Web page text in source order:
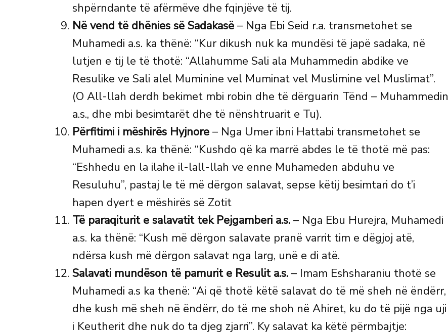
shpërndante të afërmëve dhe fqinjëve të tij.
Në vend të dhënies së Sadakasë – Nga Ebi Seid r.a. transmetohet se
Muhamedi a.s. ka thënë: “Kur dikush nuk ka mundësi të japë sadaka, në
lutjen e tij le të thotë: “Allahumme Sali ala Muhammedin abdike ve
Resulike ve Sali alel Muminine vel Muminat vel Muslimine vel Muslimat”.
(O All-llah derdh bekimet mbi robin dhe të dërguarin Tënd – Muhammedin
a.s., dhe mbi besimtarët dhe të nënshtruarit e Tu).
Përfitimi i mëshirës Hyjnore – Nga Umer ibni Hattabi transmetohet se
Muhamedi a.s. ka thënë: “Kushdo që ka marrë abdes le të thotë më pas:
“Eshhedu en la ilahe il-lall-llah ve enne Muhameden abduhu ve
Resuluhu”, pastaj le të më dërgon salavat, sepse këtij besimtari do t’i
hapen dyert e mëshirës së Zotit
Të paraqiturit e salavatit tek Pejgamberi a.s. – Nga Ebu Hurejra, Muhamedi
a.s. ka thënë: “Kush më dërgon salavate pranë varrit tim e dëgjoj atë,
ndërsa kush më dërgon salavat nga larg, unë e di atë.
Salavati mundëson të pamurit e Resulit a.s. – Imam Eshsharaniu thotë se
Muhamedi a.s ka thenë: “Ai që thotë këtë salavat do të më sheh në ëndërr,
dhe kush më sheh në ëndërr, do të me shoh në Ahiret, ku do të pijë nga uji
i Keutherit dhe nuk do ta djeg zjarri”. Ky salavat ka këtë përmbajtje: